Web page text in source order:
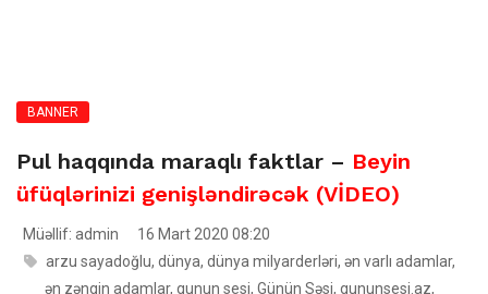
BANNER
Pul haqqında maraqlı faktlar – Beyin
üfüqlərinizi genişləndirəcək (VİDEO)
Müəllif: admin
16 Mart 2020 08:20
arzu sayadoğlu, dünya, dünya milyarderləri, ən varlı adamlar,
ən zəngin adamlar, gunun sesi, Günün Səsi, gununsesi.az,